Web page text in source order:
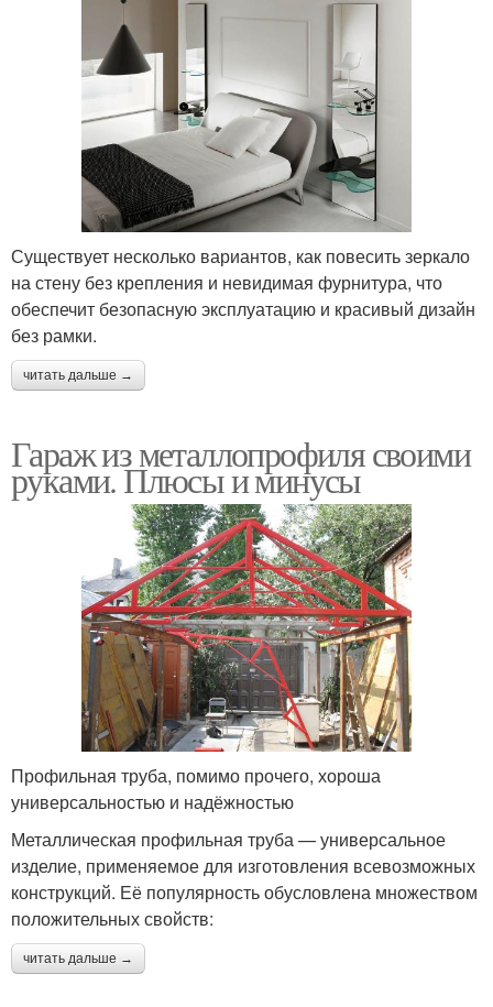
Существует несколько вариантов, как повесить зеркало
на стену без крепления и невидимая фурнитура, что
обеспечит безопасную эксплуатацию и красивый дизайн
без рамки.
читать дальше →
Гараж из металлопрофиля своими
руками. Плюсы и минусы
Профильная труба, помимо прочего, хороша
универсальностью и надёжностью
Металлическая профильная труба — универсальное
изделие, применяемое для изготовления всевозможных
конструкций. Её популярность обусловлена множеством
положительных свойств:
читать дальше →